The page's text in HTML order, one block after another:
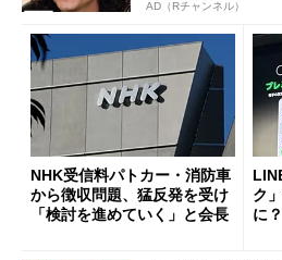
AD（Rチャンネル）
NHK受信料パトカー・消防車
から徴収問題、猛反発を受け
「検討を進めていく」と会長
ク
に